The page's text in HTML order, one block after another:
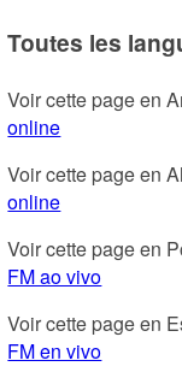
Toutes les
Voir cette page en
online
Voir cette page en
online
Voir cette page en
FM ao vivo
Voir cette page en
FM en vivo